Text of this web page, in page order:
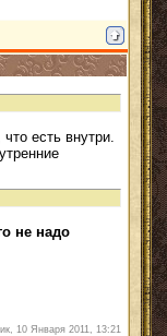
есть внутри.
не надо
10 Января 2011, 13:21